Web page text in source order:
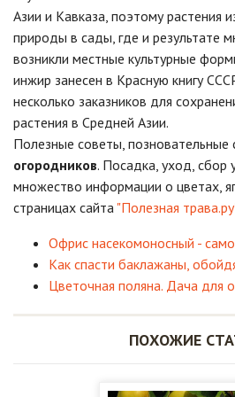
Азии и Кавказа, поэтому растения
природы в сады, где и результате
возникли местные культурные
инжир занесен в Красную книгу
несколько заказников для
растения в Средней Азии.
Полезные советы, позновательные
огородников. Посадка, уход, сбор
множество информации о цветах,
страницах сайта "Полезная
Офрис насекомоносный -
Как спасти баклажаны,
Цветочная поляна. Дача для
ПОХОЖИЕ